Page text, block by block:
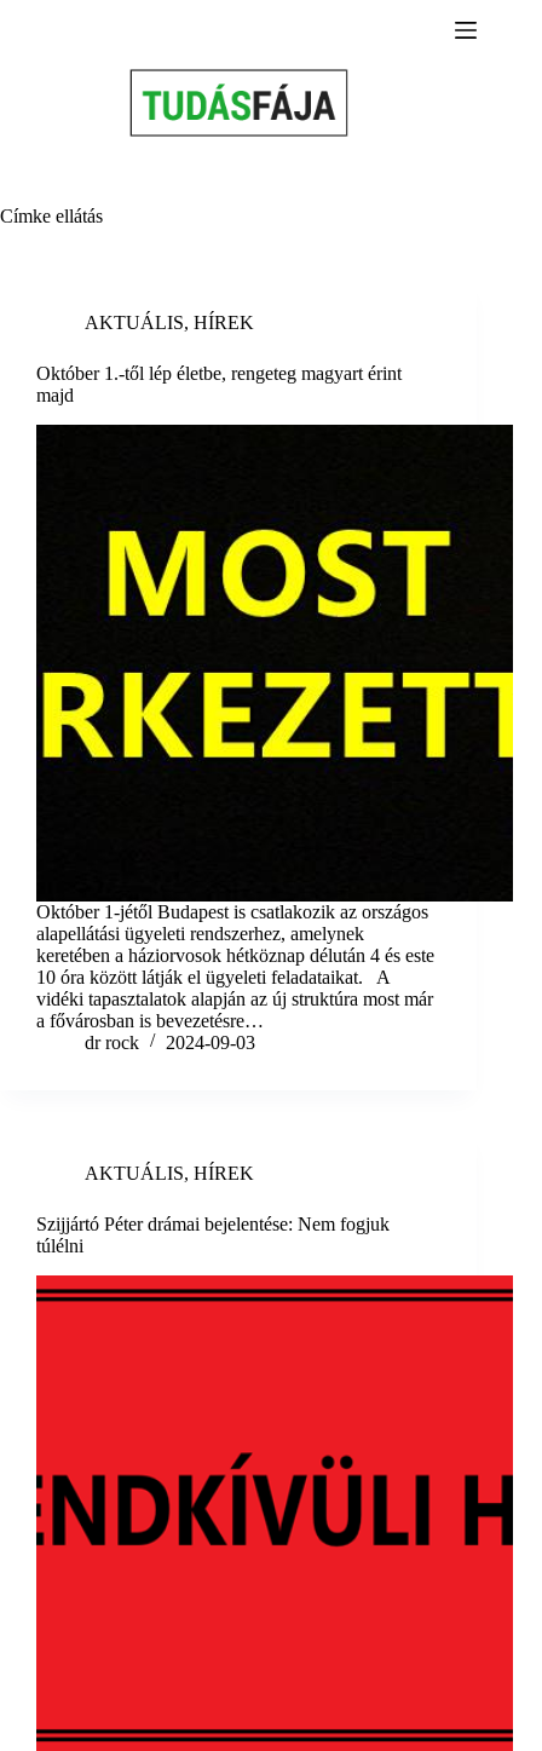
Címke ellátás
AKTUÁLIS, HÍREK
Október 1.-től lép életbe, rengeteg magyart érint
majd
Október 1-jétől Budapest is csatlakozik az országos
alapellátási ügyeleti rendszerhez, amelynek
keretében a háziorvosok hétköznap délután 4 és este
10 óra között látják el ügyeleti feladataikat. A
vidéki tapasztalatok alapján az új struktúra most már
a fővárosban is bevezetésre…
dr rock
2024-09-03
AKTUÁLIS, HÍREK
Szijjártó Péter drámai bejelentése: Nem fogjuk
túlélni